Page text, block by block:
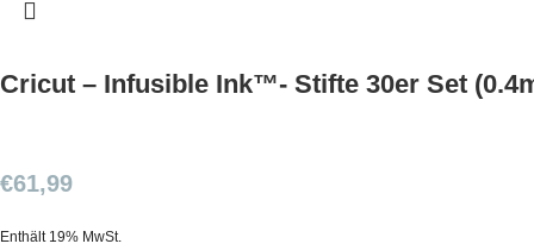
Cricut – Infusible Ink™- Stifte 30er Set
€61,99
Enthält 19% MwSt.